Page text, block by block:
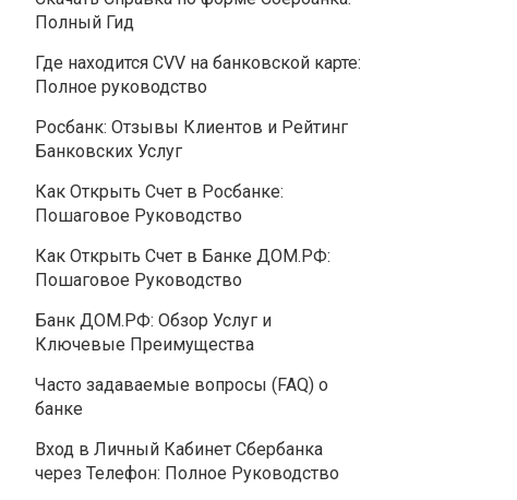
Полный Гид
Где находится CVV на банковской карте:
Полное руководство
Росбанк: Отзывы Клиентов и Рейтинг
Банковских Услуг
Как Открыть Счет в Росбанке:
Пошаговое Руководство
Как Открыть Счет в Банке ДОМ.РФ:
Пошаговое Руководство
Банк ДОМ.РФ: Обзор Услуг и
Ключевые Преимущества
Часто задаваемые вопросы (FAQ) о
банке
Вход в Личный Кабинет Сбербанка
через Телефон: Полное Руководство